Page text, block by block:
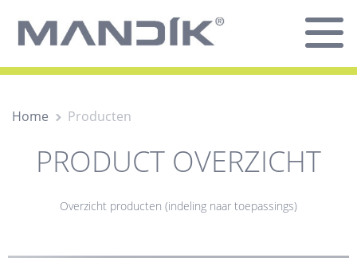
Home Producten
PRODUCT OVERZICHT
Overzicht producten (indeling naar toepassings)